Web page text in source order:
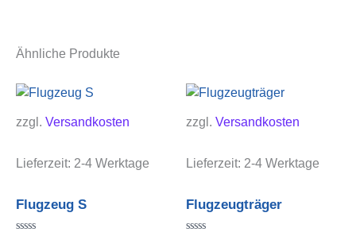
Ähnliche Produkte
zzgl. Versandkosten
Lieferzeit: 2-4 Werktage
Flugzeug S
zzgl. Versandkosten
Lieferzeit: 2-4 Werktage
Flugzeugträger